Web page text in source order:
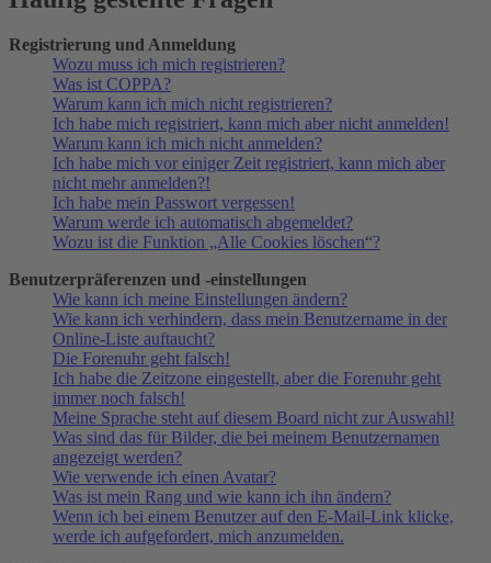
Registrierung und Anmeldung
Wozu muss ich mich registrieren?
Was ist COPPA?
Warum kann ich mich nicht registrieren?
Ich habe mich registriert, kann mich aber nicht anmelden!
Warum kann ich mich nicht anmelden?
Ich habe mich vor einiger Zeit registriert, kann mich aber
nicht mehr anmelden?!
Ich habe mein Passwort vergessen!
Warum werde ich automatisch abgemeldet?
Wozu ist die Funktion „Alle Cookies löschen“?
Benutzerpräferenzen und -einstellungen
Wie kann ich meine Einstellungen ändern?
Wie kann ich verhindern, dass mein Benutzername in der
Online-Liste auftaucht?
Die Forenuhr geht falsch!
Ich habe die Zeitzone eingestellt, aber die Forenuhr geht
immer noch falsch!
Meine Sprache steht auf diesem Board nicht zur Auswahl!
Was sind das für Bilder, die bei meinem Benutzernamen
angezeigt werden?
Wie verwende ich einen Avatar?
Was ist mein Rang und wie kann ich ihn ändern?
Wenn ich bei einem Benutzer auf den E-Mail-Link klicke,
werde ich aufgefordert, mich anzumelden.